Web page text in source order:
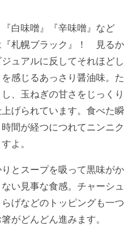
白味噌』『辛味噌』など
『札幌ブラック』！ 見るか
ュアルに反してそれほどし
感じるあっさり醤油味。た
、玉ねぎの甘さをじっくり
げられています。食べた瞬
間が経つにつれてニンニク
よ。
とスープを吸って黒味がか
い見事な食感。チャーシュ
げなどのトッピングも一つ
がどんどん進みます。